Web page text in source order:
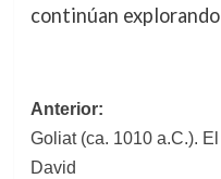
continúan
Navegación
de
Anterior:
Goliat (ca. 1010 a.C.).
David